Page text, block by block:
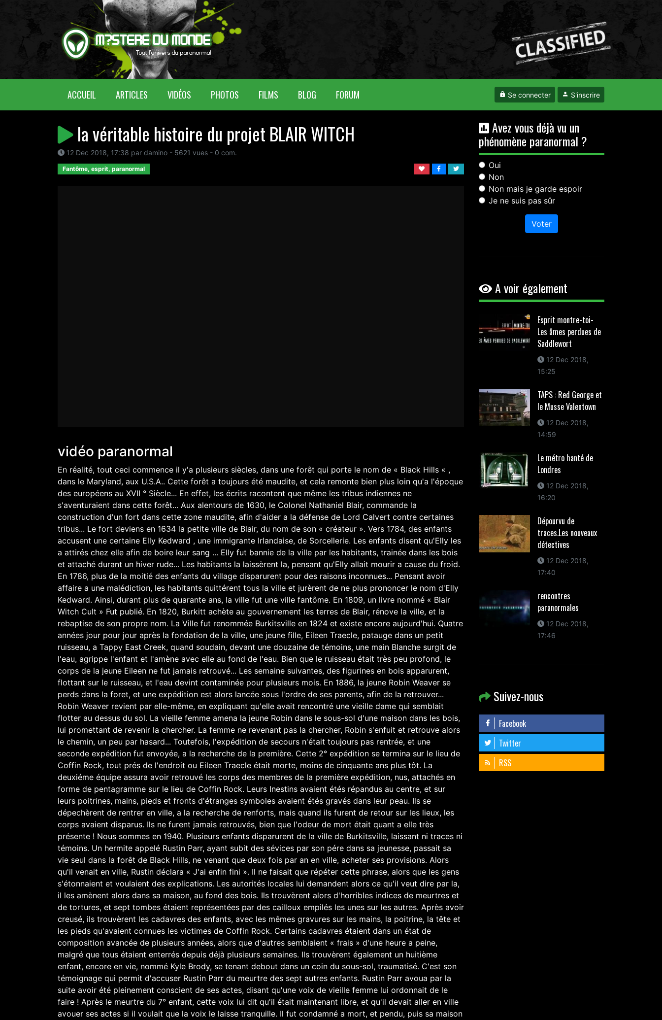
ACCUEIL (CURRENT)ARTICLES VIDÉOS PHOTOS FILMS BLOG FORUM Se connecter S'inscrire
la véritable histoire du projet BLAIR WITCH
12 Dec 2018, 17:38 par damino - 5621 vues - 0 com.
Fantôme, esprit, paranormal
vidéo paranormal
En réalité, tout ceci commence il y'a plusieurs siècles, dans une forêt qui porte le nom de « Black Hills « ,
dans le Maryland, aux U.S.A.. Cette forêt a toujours été maudite, et cela remonte bien plus loin qu'a l'époque
des européens au XVII ° Siècle... En effet, les écrits racontent que même les tribus indiennes ne
s'aventuraient dans cette forêt... Aux alentours de 1630, le Colonel Nathaniel Blair, commande la
construction d'un fort dans cette zone maudite, afin d'aider a la défense de Lord Calvert contre certaines
tribus... Le fort deviens en 1634 la petite ville de Blair, du nom de son « créateur ». Vers 1784, des enfants
accusent une certaine Elly Kedward , une immigrante Irlandaise, de Sorcellerie. Les enfants disent qu'Elly les
a attirés chez elle afin de boire leur sang ... Elly fut bannie de la ville par les habitants, trainée dans les bois
et attaché durant un hiver rude... Les habitants la laissèrent la, pensant qu'Elly allait mourir a cause du froid.
En 1786, plus de la moitié des enfants du village disparurent pour des raisons inconnues... Pensant avoir
affaire a une malédiction, les habitants quittérent tous la ville et jurèrent de ne plus prononcer le nom d'Elly
Kedward. Ainsi, durant plus de quarante ans, la ville fut une ville fantôme. En 1809, un livre nommé « Blair
Witch Cult » Fut publié. En 1820, Burkitt achète au gouvernement les terres de Blair, rénove la ville, et la
rebaptise de son propre nom. La Ville fut renommée Burkitsville en 1824 et existe encore aujourd'hui. Quatre
années jour pour jour après la fondation de la ville, une jeune fille, Eileen Traecle, patauge dans un petit
ruisseau, a Tappy East Creek, quand soudain, devant une douzaine de témoins, une main Blanche surgit de
l'eau, agrippe l'enfant et l'amène avec elle au fond de l'eau. Bien que le ruisseau était très peu profond, le
corps de la jeune Eileen ne fut jamais retrouvé... Les semaine suivantes, des figurines en bois apparurent,
flottant sur le ruisseau, et l'eau devint contaminée pour plusieurs mois. En 1886, la jeune Robin Weaver se
perds dans la foret, et une expédition est alors lancée sous l'ordre de ses parents, afin de la retrouver...
Robin Weaver revient par elle-même, en expliquant qu'elle avait rencontré une vieille dame qui semblait
flotter au dessus du sol. La vieille femme amena la jeune Robin dans le sous-sol d'une maison dans les bois,
lui promettant de revenir la chercher. La femme ne revenant pas la chercher, Robin s'enfuit et retrouve alors
le chemin, un peu par hasard... Toutefois, l'expédition de secours n'était toujours pas rentrée, et une
seconde expédition fut envoyée, a la recherche de la première. Cette 2° expédition se termina sur le lieu de
Coffin Rock, tout prés de l'endroit ou Eileen Traecle était morte, moins de cinquante ans plus tôt. La
deuxiéme équipe assura avoir retrouvé les corps des membres de la première expédition, nus, attachés en
forme de pentagramme sur le lieu de Coffin Rock. Leurs Inestins avaient étés répandus au centre, et sur
leurs poitrines, mains, pieds et fronts d'étranges symboles avaient étés gravés dans leur peau. Ils se
dépechèrent de rentrer en ville, a la recherche de renforts, mais quand ils furent de retour sur les lieux, les
corps avaient disparus. Ils ne furent jamais retrouvés, bien que l'odeur de mort était quant a elle très
présente ! Nous sommes en 1940. Plusieurs enfants disparurent de la ville de Burkitsville, laissant ni traces ni
témoins. Un hermite appelé Rustin Parr, ayant subit des sévices par son pére dans sa jeunesse, passait sa
vie seul dans la forêt de Black Hills, ne venant que deux fois par an en ville, acheter ses provisions. Alors
qu'il venait en ville, Rustin déclara « J'ai enfin fini ». Il ne faisait que répéter cette phrase, alors que les gens
s'étonnaient et voulaient des explications. Les autorités locales lui demandent alors ce qu'il veut dire par la,
il les amènent alors dans sa maison, au fond des bois. Ils trouvèrent alors d'horribles indices de meurtres et
de tortures, et sept tombes étaient représentées par des cailloux empilés les unes sur les autres. Après avoir
creusé, ils trouvèrent les cadavres des enfants, avec les mêmes gravures sur les mains, la poitrine, la tête et
les pieds qu'avaient connues les victimes de Coffin Rock. Certains cadavres étaient dans un état de
composition avancée de plusieurs années, alors que d'autres semblaient « frais » d'une heure a peine,
malgré que tous étaient enterrés depuis déjà plusieurs semaines. Ils trouvèrent également un huitième
enfant, encore en vie, nommé Kyle Brody, se tenant debout dans un coin du sous-sol, traumatisé. C'est son
témoignage qui permit d'accuser Rustin Parr du meurtre des sept autres enfants. Rustin Parr avoua par la
suite avoir été pleinement conscient de ses actes, disant qu'une voix de vieille femme lui ordonnait de le
faire ! Après le meurtre du 7° enfant, cette voix lui dit qu'il était maintenant libre, et qu'il devait aller en ville
avouer ses actes si il voulait que la voix le laisse tranquille. Il fut condamné a mort, et pendu, puis sa maison
Avez vous déjà vu un
phénomène paranormal ?
Oui
Non
Non mais je garde espoir
Je ne suis pas sûr
Voter
A voir également
Esprit montre-toi-
Les âmes perdues de
Saddlewort
12 Dec 2018,
15:25
TAPS : Red George et
le Musse Valentown
12 Dec 2018,
14:59
Le métro hanté de
Londres
12 Dec 2018,
16:20
Dépourvu de
traces.Les nouveaux
détectives
12 Dec 2018,
17:40
rencontres
paranormales
12 Dec 2018,
17:46
Suivez-nous
Facebook
Twitter
RSS